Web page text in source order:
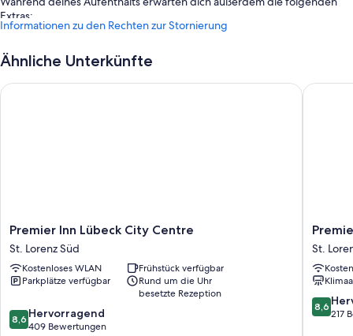
Extras:
Parken ohne Service (kostenpflichtig)
Badezimmer mit Duschen und Haartrocknern
LCD-Fernseher mit Satellitenempfang
Heizung und Schreibtisch
Informationen zu den Rechten zur Stornierung
Ähnliche Unterkünfte
Premier
Inn
Lübeck
City
Centre
Lorenz
Süd
Premier Inn Lübeck City Centre
St. Lorenz Süd
Kostenloses WLAN
Frühstück verfügbar
Parkplätze verfügbar
Rund um die Uhr
besetzte Rezeption
8.6
von
8,6 Hervorragend
409 Bewertungen
Premier Inn Lübeck City Centre
Premier
Inn
Lübeck
City
St.
Lorenz
St.
8.6
von
8,6
217
Premier